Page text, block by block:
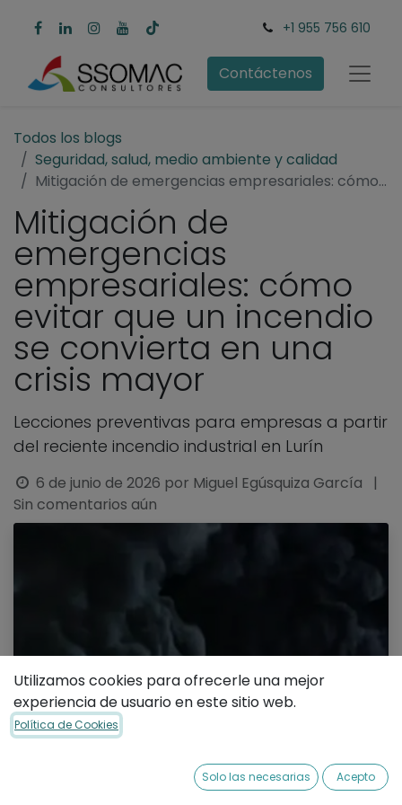
+1 955 756 610
Contáctenos
Todos los blogs
Seguridad, salud, medio ambiente y calidad
Mitigación de emergencias empresariales: cómo evitar que un incendio se convierta en una crisis mayor
Mitigación de
emergencias
empresariales: cómo
evitar que un incendio
se convierta en una
crisis mayor
Lecciones preventivas para empresas a partir
del reciente incendio industrial en Lurín
6 de junio de 2026 por Miguel Egúsquiza García
|
Sin comentarios aún
Utilizamos cookies para ofrecerle una mejor
experiencia de usuario en este sitio web.
Política de Cookies
Solo las necesarias Acepto